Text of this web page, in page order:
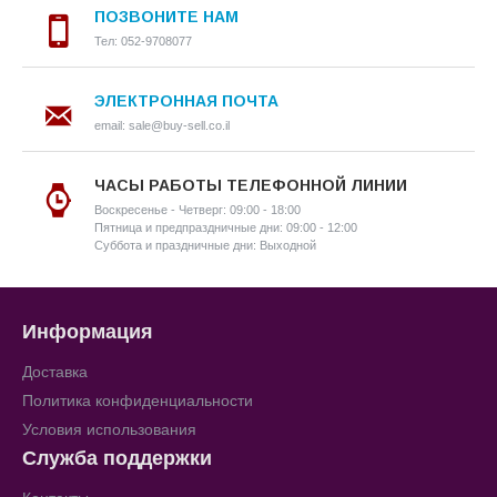
ПОЗВОНИТЕ НАМ
Тел: 052-9708077
ЭЛЕКТРОННАЯ ПОЧТА
email: sale@buy-sell.co.il
ЧАСЫ РАБОТЫ ТЕЛЕФОННОЙ ЛИНИИ
Воскресенье - Четверг: 09:00 - 18:00
Пятница и предпраздничные дни: 09:00 - 12:00
Суббота и праздничные дни: Выходной
Информация
Доставка
Политика конфиденциальности
Условия использования
Служба поддержки